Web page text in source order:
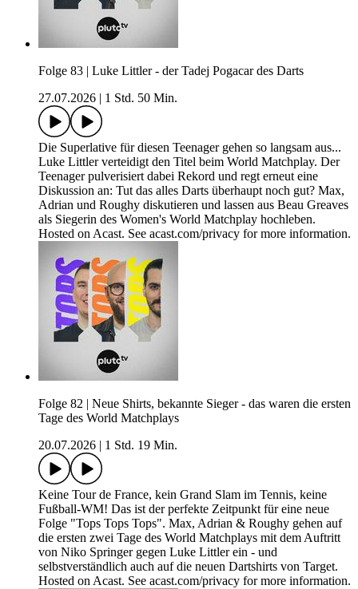
Folge 83 | Luke Littler - der Tadej Pogacar des Darts
27.07.2026
1 Std. 50 Min.
Die Superlative für diesen Teenager gehen so langsam aus...
Luke Littler verteidigt den Titel beim World Matchplay. Der
Teenager pulverisiert dabei Rekord und regt erneut eine
Diskussion an: Tut das alles Darts überhaupt noch gut? Max,
Adrian und Roughy diskutieren und lassen aus Beau Greaves
als Siegerin des Women's World Matchplay hochleben.
Hosted on Acast. See acast.com/privacy for more information.
Folge 82 | Neue Shirts, bekannte Sieger - das waren die ersten
Tage des World Matchplays
20.07.2026
1 Std. 19 Min.
Keine Tour de France, kein Grand Slam im Tennis, keine
Fußball-WM! Das ist der perfekte Zeitpunkt für eine neue
Folge "Tops Tops Tops". Max, Adrian & Roughy gehen auf
die ersten zwei Tage des World Matchplays mit dem Auftritt
von Niko Springer gegen Luke Littler ein - und
selbstverständlich auch auf die neuen Dartshirts von Target.
Hosted on Acast. See acast.com/privacy for more information.